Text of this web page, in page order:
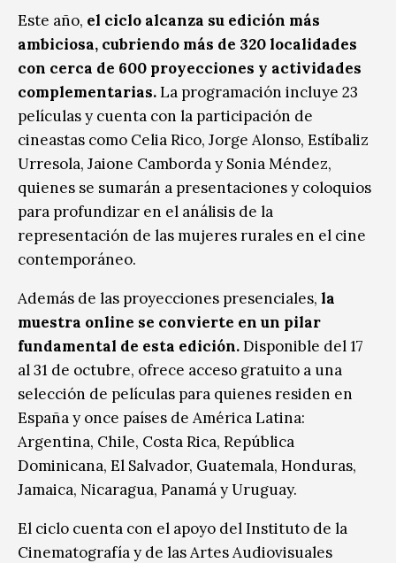
Este año, el ciclo alcanza su edición más
ambiciosa, cubriendo más de 320 localidades
con cerca de 600 proyecciones y actividades
complementarias.La programación incluye 23
películas y cuenta con la participación de
cineastas como Celia Rico, Jorge Alonso, Estíbaliz
Urresola, Jaione Camborda y Sonia Méndez,
quienes se sumarán a presentaciones y coloquios
para profundizar en el análisis de la
representación de las mujeres rurales en el cine
contemporáneo.
Además de las proyecciones presenciales, la
muestra online se convierte en un pilar
fundamental de esta edición.Disponible del 17
al 31 de octubre, ofrece acceso gratuito a una
selección de películas para quienes residen en
España y once países de América Latina:
Argentina, Chile, Costa Rica, República
Dominicana, El Salvador, Guatemala, Honduras,
Jamaica, Nicaragua, Panamá y Uruguay.
El ciclo cuenta con el apoyo del Instituto de la
Cinematografía y de las Artes Audiovisuales